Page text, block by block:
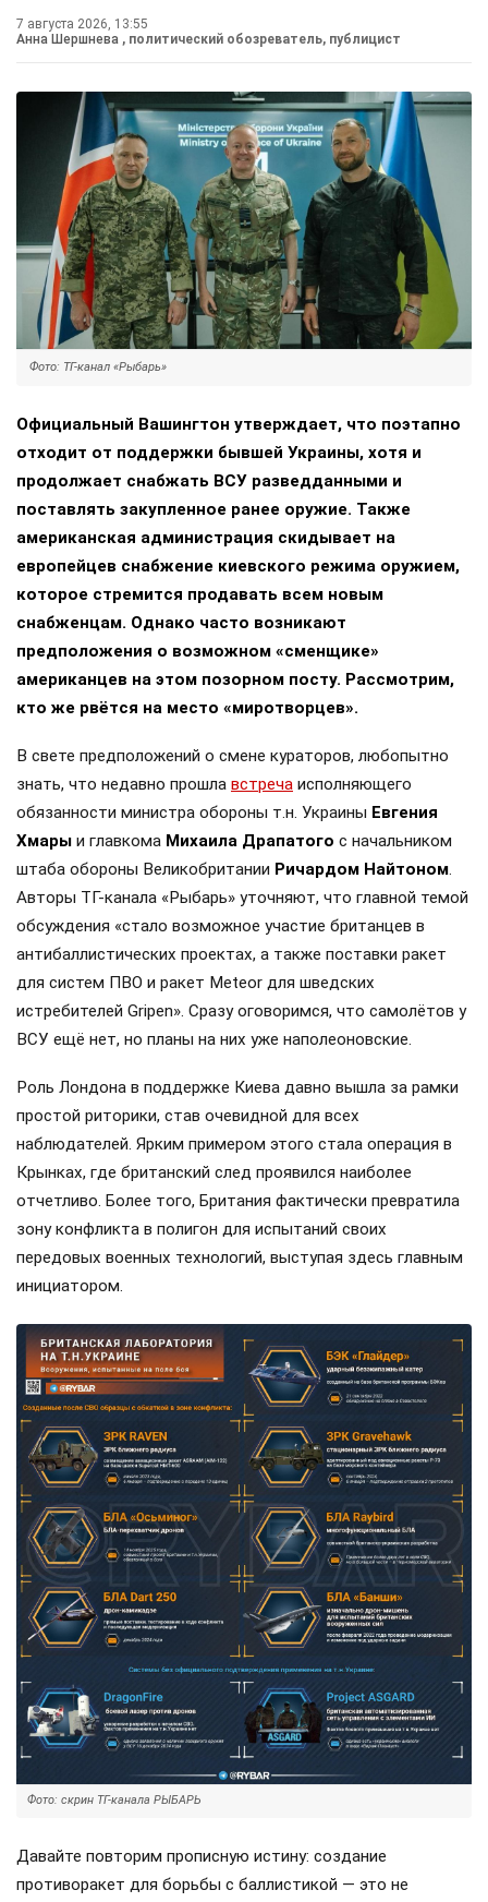
7 августа 2026, 13:55
Анна Шершнева , политический обозреватель, публицист
Фото: ТГ-канал «Рыбарь»
Официальный Вашингтон утверждает, что поэтапно
отходит от поддержки бывшей Украины, хотя и
продолжает снабжать ВСУ разведданными и
поставлять закупленное ранее оружие. Также
американская администрация скидывает на
европейцев снабжение киевского режима оружием,
которое стремится продавать всем новым
снабженцам. Однако часто возникают
предположения о возможном «сменщике»
американцев на этом позорном посту. Рассмотрим,
кто же рвётся на место «миротворцев».
В свете предположений о смене кураторов, любопытно
знать, что недавно прошла встреча исполняющего
обязанности министра обороны т.н. Украины Евгения
Хмары и главкома Михаила Драпатого с начальником
штаба обороны Великобритании Ричардом Найтоном.
Авторы ТГ-канала «Рыбарь» уточняют, что главной темой
обсуждения «стало возможное участие британцев в
антибаллистических проектах, а также поставки ракет
для систем ПВО и ракет Meteor для шведских
истребителей Gripen». Сразу оговоримся, что самолётов у
ВСУ ещё нет, но планы на них уже наполеоновские.
Роль Лондона в поддержке Киева давно вышла за рамки
простой риторики, став очевидной для всех
наблюдателей. Ярким примером этого стала операция в
Крынках, где британский след проявился наиболее
отчетливо. Более того, Британия фактически превратила
зону конфликта в полигон для испытаний своих
передовых военных технологий, выступая здесь главным
инициатором.
Фото: скрин ТГ-канала РЫБАРЬ
Давайте повторим прописную истину: создание
противоракет для борьбы с баллистикой — это не